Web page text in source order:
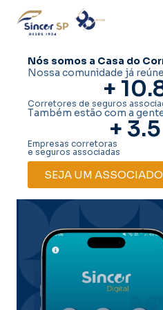
Nós somos a Casa do
Nossa comunidade já reúne
+
Corretores de seguros
Também estão com a
+ 3.5
Empresas corretoras
e seguros associadas
SEJA UM ASSOCIADO